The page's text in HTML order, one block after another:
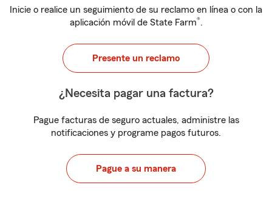
Inicie o realice un seguimiento de su reclamo en línea o con la
aplicación móvil de State Farm®.
Presente un reclamo
¿Necesita pagar una factura?
Pague facturas de seguro actuales, administre las
notificaciones y programe pagos futuros.
Pague a su manera